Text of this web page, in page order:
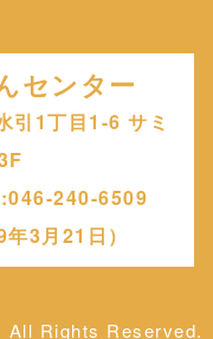
センター
引1丁目1-6 サミ
240-6509
3月21日）
All Rights Reserved.